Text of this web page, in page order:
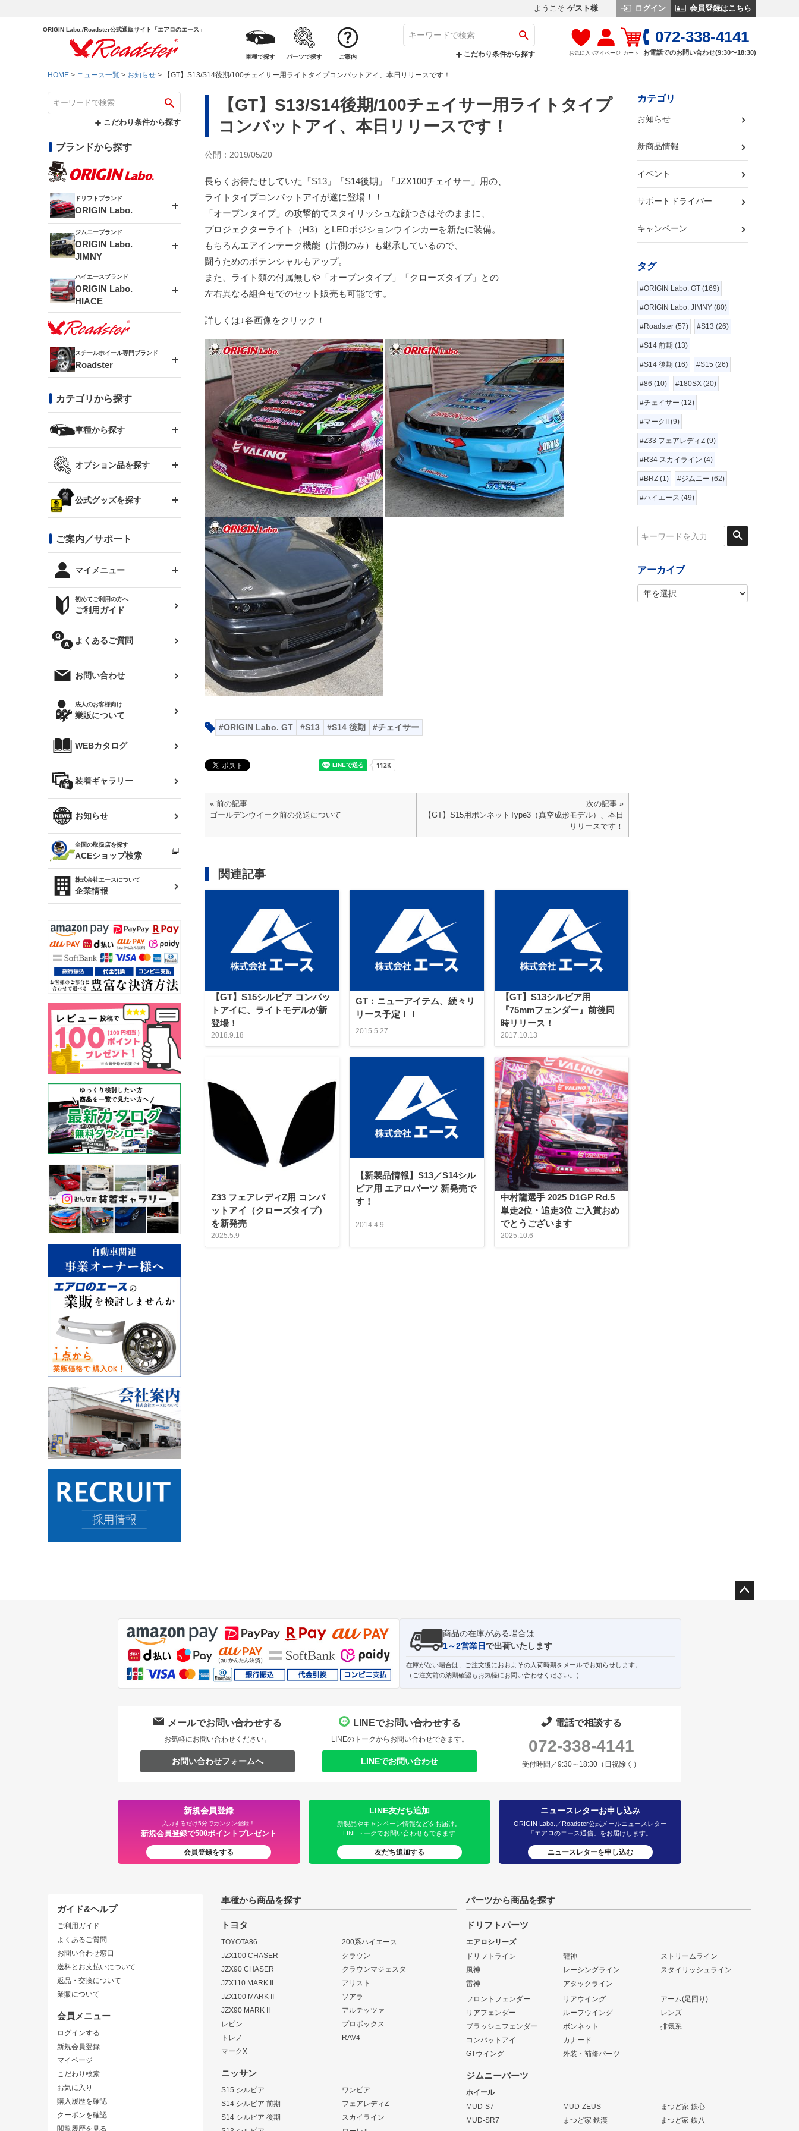
ようこそ ゲスト様 ログイン 会員登録はこちら
ORIGIN Labo./Roadster公式通販サイト「エアロのエース」
車種で探す パーツで探す ご案内 こだわり条件から探す お気に入りマイページ カート
072-338-4141
お電話でのお問い合わせ(9:30〜18:30)
HOME ニュース一覧 お知らせ 【GT】S13/S14後期/100チェイサー用ライトタイプコンバットアイ、本日リリースです！
こだわり条件から探す
ブランドから探す
ドリフトブランド
ORIGIN Labo.
エアロシリーズ
ドリフトライン
風神(180SX)
雷神(S15)
龍神(チェイサー)
レーシングライン
アタックライン
ストリームライン
スタイリッシュライン
フロントフェンダー
リアフェンダー
ブラッシュフェンダー
コンバットアイ
GTウイング
リアウイング
ルーフウイング
ボンネット
カナード
外装・補修パーツ
オリジンアーム(足回り)
レンズ
マフラー
ジムニーブランド
ORIGIN Labo.
JIMNY
MUD-ZEUS
MUD-SR7
MUD-S7
ボンネット
フェンダー
サイドパーツ
リアウイング
リアゲート
メンテナンスパーツ
ハイエースブランド
ORIGIN Labo.
HIACE
エアロシリーズ
LUX MODEL SP
LUX MODEL
RUGGER MODEL
GROUND MODEL
PHANTOM LIP
DTM:exclusive
オーバーフェンダー
リアウイング
スムージングバンパー
ワイパーガード
内装パーツ
スチールホイール専門ブランド
Roadster
DAYTONA-RS
DAYTONA-RS NEO
まつど家 鉄漢
まつど家 鉄心
まつど家 鉄八
カテゴリから探す
車種から探す
トヨタ
JZX110 マークⅡ
ハイエース
レビン
トレノ
マークX
クラウン
クラウンマジェスタ
アリスト
ソアラ
アルテッツァ
プロボックス
RAV4
シルビア S13
シルビア S14 前期
シルビア S15
180SX
ワンビア
Z32 フェアレディZ
R34 スカイライン
スカイライン
（ER34/R33/ECR33/R32）
キャラバン
ローレル
セフィーロ
スズキ
RX-7
スバル
BRZ
レクサス
三菱
デリカ D:5
軽自動車
汎用
オプション品を探す
GTウイング用ラダー
コンバットアイ用ライト
オプションタイヤ
サマータイヤ
ジムニー用タイヤ
ハイエース・バン用タイ
ホイールナット
公式グッズを探す
ステッカー
トップス(半袖)
トップス(長袖)
パーカー
オーバーオール(つなぎ)
タオル
帽子
バッグ
ファッション小物
雑貨・ステーショナリー
ベビー用品
ご案内／サポート
マイメニュー
ログインする
お気に入りリスト
クーポンを見る
閲覧履歴
ニュースレターお申し込み
初めてご利用の方へ
ご利用ガイド
よくあるご質問
お問い合わせ
法人のお客様向け
業販について
WEBカタログ
装着ギャラリー
お知らせ
全国の取扱店を探す
ACEショップ検索
株式会社エースについて
企業情報
【GT】S13/S14後期/100チェイサー用ライトタイプ
コンバットアイ、本日リリースです！
公開：2019/05/20
長らくお待たせしていた「S13」「S14後期」「JZX100チェイサー」用の、
ライトタイプコンバットアイが遂に登場！！
「オープンタイプ」の攻撃的でスタイリッシュな顔つきはそのままに、
プロジェクターライト（H3）とLEDポジションウインカーを新たに装備。
もちろんエアインテーク機能（片側のみ）も継承しているので、
闘うためのポテンシャルもアップ。
また、ライト類の付属無しや「オープンタイプ」「クローズタイプ」との
左右異なる組合せでのセット販売も可能です。
詳しくは↓各画像をクリック！
ORIGIN Labo. GT S13 S14 後期 チェイサー
« 前の記事
ゴールデンウイーク前の発送について
次の記事 »
【GT】S15用ボンネットType3（真空成形モデル）、本日
リリースです！
関連記事
【GT】S15シルビア コンバッ
トアイに、ライトモデルが新
登場！
2018.9.18
GT：ニューアイテム、続々リ
リース予定！！
2015.5.27
【GT】S13シルビア用
『75mmフェンダー』前後同
時リリース！
2017.10.13
Z33 フェアレディZ用 コンバ
ットアイ（クローズタイプ）
を新発売
2025.5.9
【新製品情報】S13／S14シル
ビア用 エアロパーツ 新発売で
す！
2014.4.9
中村龍選手 2025 D1GP Rd.5
単走2位・追走3位 ご入賞おめ
でとうございます
2025.10.6
カテゴリ
お知らせ
新商品情報
イベント
サポートドライバー
キャンペーン
タグ
#ORIGIN Labo. GT (169)
#ORIGIN Labo. JIMNY (80)
#Roadster (57) #S13 (26)
#S14 前期 (13)
#S14 後期 (16) #S15 (26)
#86 (10) #180SX (20)
#チェイサー (12)
#マークII (9)
#Z33 フェアレディZ (9)
#R34 スカイライン (4)
#BRZ (1) #ジムニー (62)
#ハイエース (49)
アーカイブ
商品の在庫がある場合は
1～2営業日で出荷いたします
在庫がない場合は、ご注文後におおよその入荷時期をメールでお知らせします。
（ご注文前の納期確認もお気軽にお問い合わせください。）
メールでお問い合わせする
お気軽にお問い合わせください。
お問い合わせフォームへ
LINEでお問い合わせする
LINEのトークからお問い合わせできます。
LINEでお問い合わせ
電話で相談する
072-338-4141
受付時間／9:30～18:30（日祝除く）
新規会員登録
入力するだけ5分でカンタン登録！
新規会員登録で500ポイントプレゼント
会員登録をする
LINE友だち追加
新製品やキャンペーン情報などをお届け。
LINEトークでお問い合わせもできます
友だち追加する
ニュースレターお申し込み
ORIGIN Labo.／Roadster公式メールニュースレター
「エアロのエース通信」をお届けします。
ニュースレターを申し込む
ガイド&ヘルプ
ご利用ガイド
よくあるご質問
お問い合わせ窓口
送料とお支払いについて
返品・交換について
業販について
会員メニュー
ログインする
新規会員登録
マイページ
こだわり検索
お気に入り
購入履歴を確認
クーポンを確認
閲覧履歴を見る
車種から商品を探す
トヨタ
TOYOTA86
JZX100 CHASER
JZX90 CHASER
JZX110 MARK II
JZX100 MARK II
JZX90 MARK II
レビン
トレノ
マークX
200系ハイエース
クラウン
クラウンマジェスタ
アリスト
ソアラ
アルテッツァ
プロボックス
RAV4
ニッサン
S15 シルビア
S14 シルビア 前期
S14 シルビア 後期
ワンビア
フェアレディZ
スカイライン
パーツから商品を探す
ドリフトパーツ
エアロシリーズ
ドリフトライン
風神
雷神
龍神
レーシングライン
アタックライン
ストリームライン
スタイリッシュライン
フロントフェンダー
リアフェンダー
ブラッシュフェンダー
コンバットアイ
GTウイング
リアウイング
ルーフウイング
ボンネット
カナード
外装・補修パーツ
アーム(足回り)
レンズ
排気系
ジムニーパーツ
ホイール
MUD-S7
MUD-SR7
MUD-ZEUS
まつど家 鉄漢
まつど家 鉄心
まつど家 鉄八